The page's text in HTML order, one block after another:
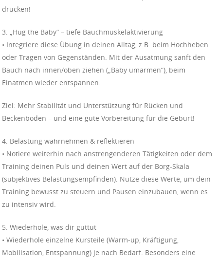
drücken!
3. „Hug the Baby“ – tiefe Bauchmuskelaktivierung
• Integriere diese Übung in deinen Alltag, z.B. beim Hochheben
oder Tragen von Gegenständen. Mit der Ausatmung sanft den
Bauch nach innen/oben ziehen („Baby umarmen“), beim
Einatmen wieder entspannen.
Ziel: Mehr Stabilität und Unterstützung für Rücken und
Beckenboden – und eine gute Vorbereitung für die Geburt!
4. Belastung wahrnehmen & reflektieren
• Notiere weiterhin nach anstrengenderen Tätigkeiten oder dem
Training deinen Puls und deinen Wert auf der Borg-Skala
(subjektives Belastungsempfinden). Nutze diese Werte, um dein
Training bewusst zu steuern und Pausen einzubauen, wenn es
zu intensiv wird.
5. Wiederhole, was dir guttut
• Wiederhole einzelne Kursteile (Warm-up, Kräftigung,
Mobilisation, Entspannung) je nach Bedarf. Besonders eine